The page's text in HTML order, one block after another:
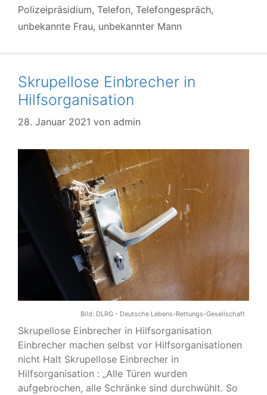
Polizeipräsidium, Telefon, Telefongespräch,
unbekannte Frau, unbekannter Mann
Skrupellose Einbrecher in
Hilfsorganisation
28. Januar 2021 von admin
Bild: DLRG - Deutsche Lebens-Rettungs-Gesellschaft
Skrupellose Einbrecher in Hilfsorganisation
Einbrecher machen selbst vor Hilfsorganisationen
nicht Halt Skrupellose Einbrecher in
Hilfsorganisation : „Alle Türen wurden
aufgebrochen, alle Schränke sind durchwühlt. So